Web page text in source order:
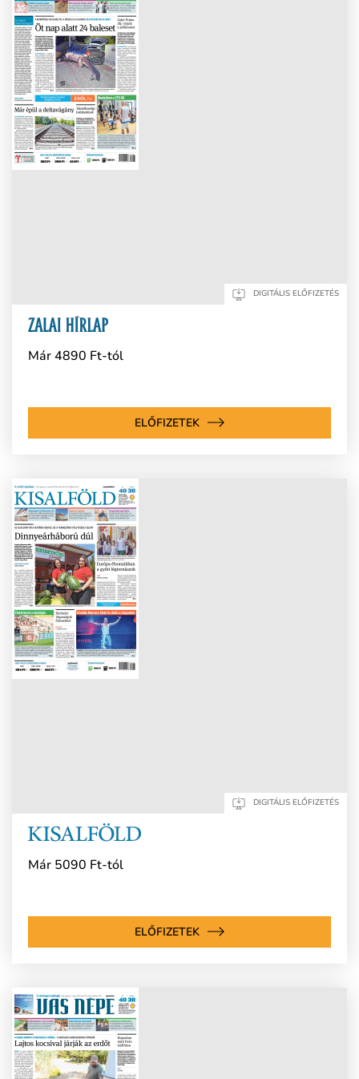
DIGITÁLIS ELŐFIZETÉS
Már 4890 Ft-tól
ELŐFIZETEK
DIGITÁLIS ELŐFIZETÉS
Már 5090 Ft-tól
ELŐFIZETEK